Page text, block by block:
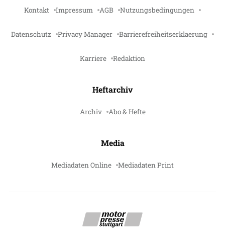
Kontakt Impressum AGB Nutzungsbedingungen
Datenschutz Privacy Manager Barrierefreiheitserklaerung
Karriere Redaktion
Heftarchiv
Archiv Abo & Hefte
Media
Mediadaten Online Mediadaten Print